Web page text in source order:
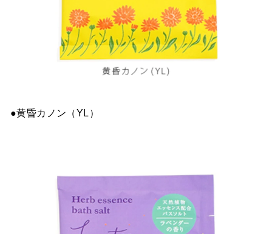
●黄昏カノン（YL）